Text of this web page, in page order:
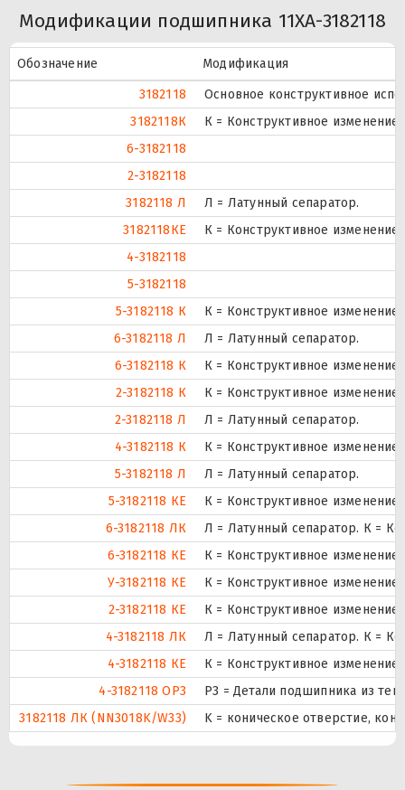
Модификации подшипника 11XA-3182118
Обозначение
Модификация
3182118
Основное конструктивное
3182118К
К = Конструктивное
6-3182118
2-3182118
3182118 Л
Л = Латунный сепаратор.
3182118КЕ
К = Конструктивное изменение
4-3182118
5-3182118
5-3182118 К
К = Конструктивное
6-3182118 Л
Л = Латунный сепаратор.
6-3182118 К
К = Конструктивное
2-3182118 К
К = Конструктивное
2-3182118 Л
Л = Латунный сепаратор.
4-3182118 К
К = Конструктивное
5-3182118 Л
Л = Латунный сепаратор.
5-3182118 КЕ
К = Конструктивное изменение
6-3182118 ЛК
Л = Латунный сепаратор. К =
6-3182118 КЕ
К = Конструктивное изменение
У-3182118 КЕ
К = Конструктивное изменение
2-3182118 КЕ
К = Конструктивное изменение
4-3182118 ЛК
Л = Латунный сепаратор. К =
4-3182118 КЕ
К = Конструктивное изменение
4-3182118 ОР3
Р3 = Детали подшипника из
3182118 ЛК (NN3018K/W33)
K = коническое отверстие,